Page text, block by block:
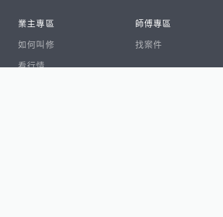
業主專區
如何叫修
看行情
師傅專區
找案件